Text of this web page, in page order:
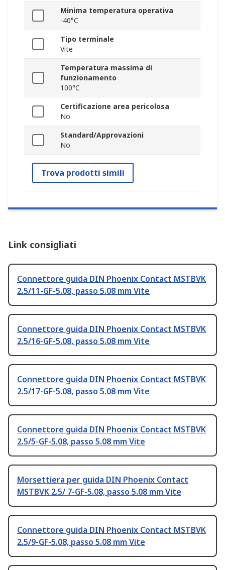
Minima temperatura operativa
-40°C
Tipo terminale
Vite
Temperatura massima di
funzionamento
100°C
Certificazione area pericolosa
No
Standard/Approvazioni
No
Trova prodotti simili
Link consigliati
Connettore guida DIN Phoenix Contact MSTBVK
2.5/11-GF-5.08, passo 5.08 mm Vite
Connettore guida DIN Phoenix Contact MSTBVK
2.5/16-GF-5.08, passo 5.08 mm Vite
Connettore guida DIN Phoenix Contact MSTBVK
2.5/17-GF-5.08, passo 5.08 mm Vite
Connettore guida DIN Phoenix Contact MSTBVK
2.5/5-GF-5.08, passo 5.08 mm Vite
Morsettiera per guida DIN Phoenix Contact
MSTBVK 2.5/ 7-GF-5.08, passo 5.08 mm Vite
Connettore guida DIN Phoenix Contact MSTBVK
2.5/9-GF-5.08, passo 5.08 mm Vite